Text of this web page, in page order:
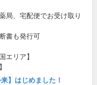
局、宅配便でお受け取り
書も発行可
エリア】
】はじめました！